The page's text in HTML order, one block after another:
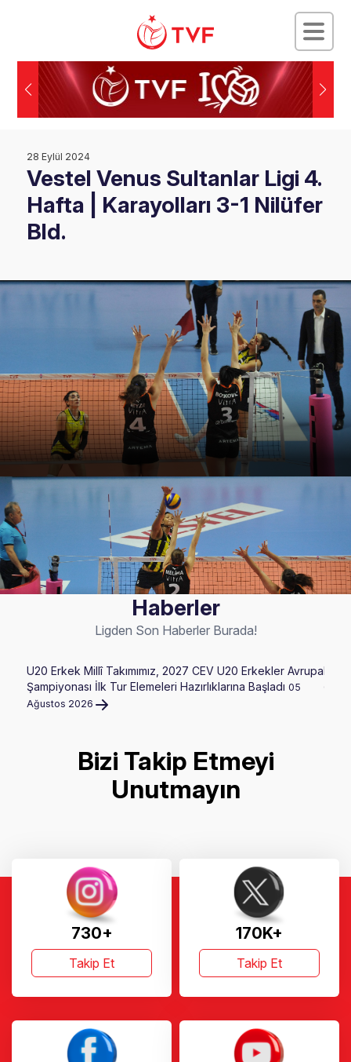
28 Eylül 2024
Vestel Venus Sultanlar Ligi 4.
Hafta | Karayolları 3-1 Nilüfer
Bld.
Haberler
Ligden Son Haberler Burada!
U20 Erkek Millî Takımımız, 2027 CEV U20 Erkekler Avrupa
Şampiyonası İlk Tur Elemeleri Hazırlıklarına Başladı 05
Ağustos 2026
05
Bizi Takip Etmeyi
Unutmayın
730+
Takip Et
170K+
Takip Et